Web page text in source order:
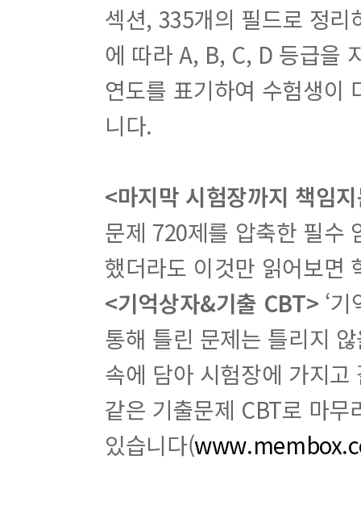
섹션, 335개의 필드로 정
에 따라 A, B, C, D 등급을
연도를 표기하여 수험생이
니다.
<마지막 시험장까지 책임
문제 720제를 압축한 필수
했더라도 이것만 읽어보면
<기억상자&기출 CBT> ‘
통해 틀린 문제는 틀리지
속에 담아 시험장에 가지
같은 기출문제 CBT로 마
있습니다(